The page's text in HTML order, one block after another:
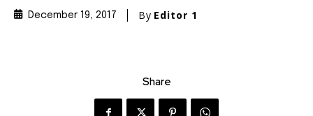
December 19, 2017 By Editor 1
Share